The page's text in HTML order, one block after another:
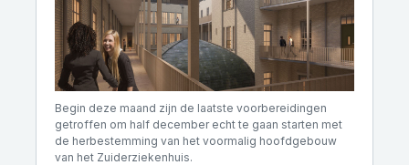
Begin deze maand zijn de laatste voorbereidingen
getroffen om half december echt te gaan starten met
de herbestemming van het voormalig hoofdgebouw
van het Zuiderziekenhuis.